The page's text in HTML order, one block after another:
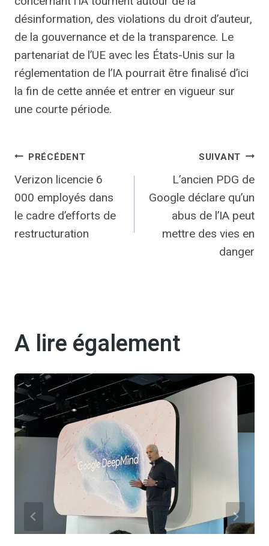
désinformation, des violations du droit d’auteur,
de la gouvernance et de la transparence. Le
partenariat de l’UE avec les États-Unis sur la
réglementation de l’IA pourrait être finalisé d’ici
la fin de cette année et entrer en vigueur sur
une courte période.
Navigation
de
l’article
PRÉCÉDENT
Verizon licencie 6
000 employés dans
le cadre d’efforts de
restructuration
SUIVANT
L’ancien PDG de
Google déclare qu’un
abus de l’IA peut
mettre des vies en
danger
A lire également